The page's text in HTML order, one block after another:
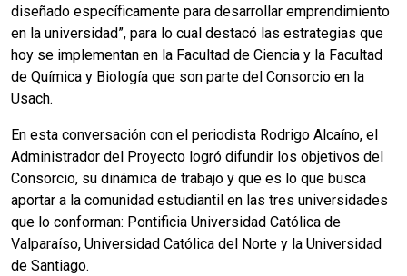
diseñado específicamente para desarrollar emprendimiento
en la universidad”, para lo cual destacó las estrategias que
hoy se implementan en la Facultad de Ciencia y la Facultad
de Química y Biología que son parte del Consorcio en la
Usach.
En esta conversación con el periodista Rodrigo Alcaíno, el
Administrador del Proyecto logró difundir los objetivos del
Consorcio, su dinámica de trabajo y que es lo que busca
aportar a la comunidad estudiantil en las tres universidades
que lo conforman: Pontificia Universidad Católica de
Valparaíso, Universidad Católica del Norte y la Universidad
de Santiago.